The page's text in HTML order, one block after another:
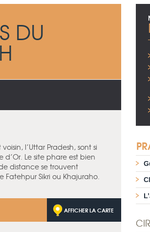
DU
l’Uttar Pradesh, sont si
Le site phare est bien
distance se trouvent
Fatehpur Sikri ou Khajuraho.
AFFICHER LA CARTE